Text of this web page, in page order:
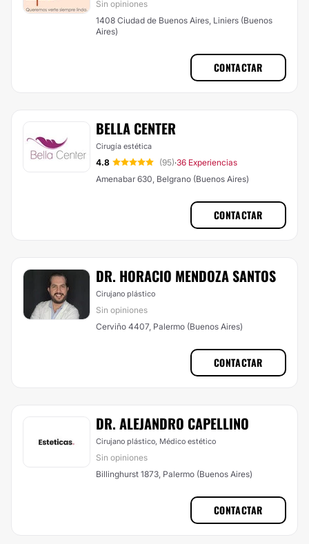
Sin opiniones
1408 Ciudad de Buenos Aires, Liniers (Buenos
Aires)
CONTACTAR
BELLA CENTER
Cirugía estética
4.8 (95)·36 Experiencias
Amenabar 630, Belgrano (Buenos Aires)
CONTACTAR
DR. HORACIO MENDOZA SANTOS
Cirujano plástico
Sin opiniones
Cerviño 4407, Palermo (Buenos Aires)
CONTACTAR
DR. ALEJANDRO CAPELLINO
Cirujano plástico, Médico estético
Sin opiniones
Billinghurst 1873, Palermo (Buenos Aires)
CONTACTAR